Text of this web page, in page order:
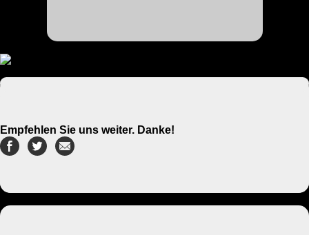
Empfehlen Sie uns weiter. Danke!